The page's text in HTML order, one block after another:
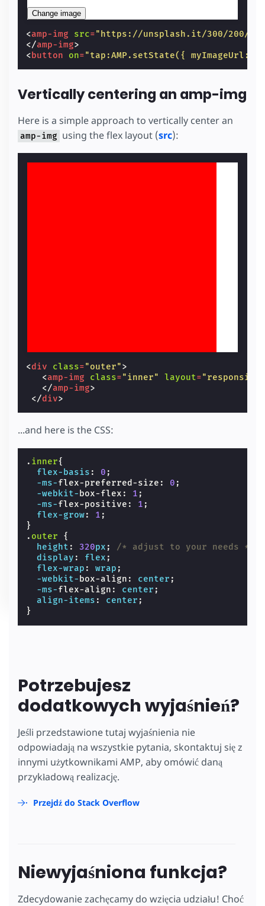
Change image
<amp-img src="https://unsplash.it/300/200/
</amp-img>
<button on="tap:AMP.setState({ myImageUrl:
Vertically centering an amp-img
Here is a simple approach to vertically center an
amp-img using the flex layout (src):
<div class="outer">
<amp-img class="inner" layout=
</amp-img>
</div>
...and here is the CSS:
. inner{
flex-basis : 0 ;
-ms-flex-preferred-size : 0 ;
-webkit-box-flex : 1 ;
-ms-flex-positive : 1 ;
flex-grow: 1 ;
}
. outer
{
height : 320px ;
/* adjust to your needs */
display : flex ;
flex-wrap : wrap ;
-webkit-box-align : center ;
-ms-flex-align : center ;
align-items : center ;
}
Potrzebujesz
dodatkowych wyjaśnień?
Jeśli przedstawione tutaj wyjaśnienia nie
odpowiadają na wszystkie pytania, skontaktuj się z
innymi użytkownikami AMP, aby omówić daną
przykładową realizację.
Przejdź do Stack Overflow
Niewyjaśniona funkcja?
Zdecydowanie zachęcamy do wzięcia udziału! Choć